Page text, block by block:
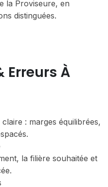
la Proviseure, en
distinguées.
Erreurs À
: marges équilibrées,
la filière souhaitée et